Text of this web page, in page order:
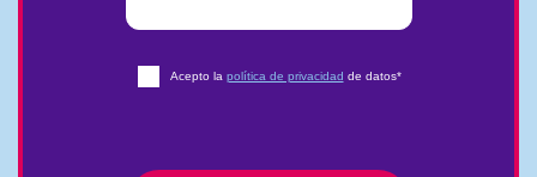
Acepto la política de privacidad de datos*